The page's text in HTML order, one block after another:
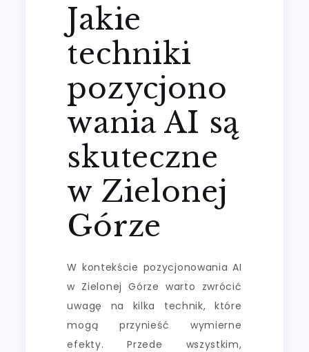
Jakie
techniki
pozycjono
wania AI są
skuteczne
w Zielonej
Górze
W kontekście pozycjonowania AI
w Zielonej Górze warto zwrócić
uwagę na kilka technik, które
mogą przynieść wymierne
efekty. Przede wszystkim,